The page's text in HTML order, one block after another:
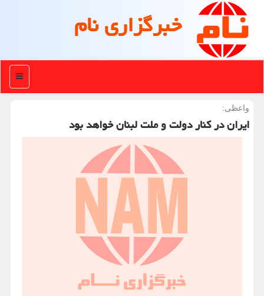
خبرگزاری نام
منو
واعظی:
ایران در كنار دولت و ملت لبنان خواهد بود